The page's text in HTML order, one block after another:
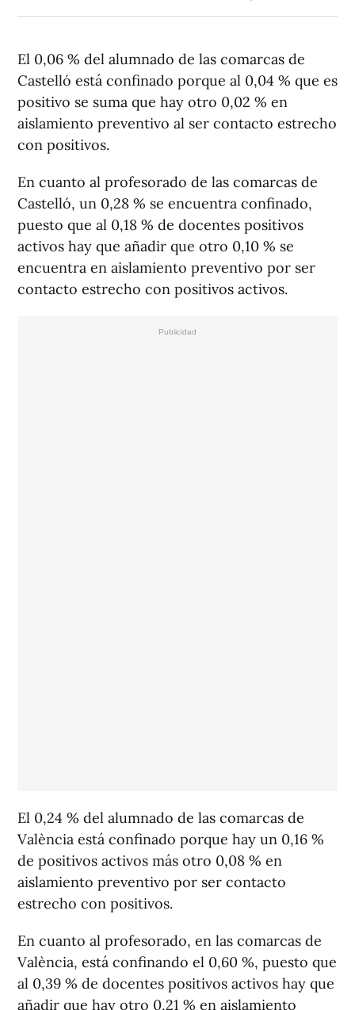
El 0,06 % del alumnado de las comarcas de
Castelló está confinado porque al 0,04 % que es
positivo se suma que hay otro 0,02 % en
aislamiento preventivo al ser contacto estrecho
con positivos.
En cuanto al profesorado de las comarcas de
Castelló, un 0,28 % se encuentra confinado,
puesto que al 0,18 % de docentes positivos
activos hay que añadir que otro 0,10 % se
encuentra en aislamiento preventivo por ser
contacto estrecho con positivos activos.
El 0,24 % del alumnado de las comarcas de
València está confinado porque hay un 0,16 %
de positivos activos más otro 0,08 % en
aislamiento preventivo por ser contacto
estrecho con positivos.
En cuanto al profesorado, en las comarcas de
València, está confinando el 0,60 %, puesto que
al 0,39 % de docentes positivos activos hay que
añadir que hay otro 0,21 % en aislamiento